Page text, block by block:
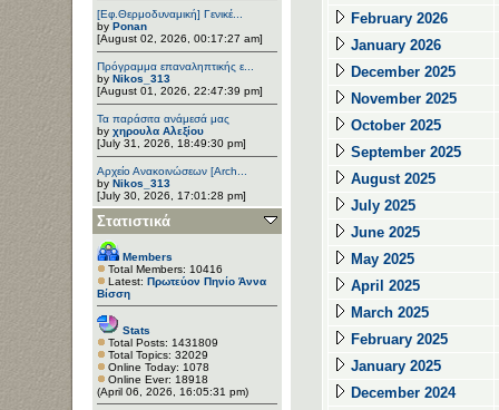
[Εφ.Θερμοδυναμική] Γενικέ...
by Ponan
[August 02, 2026, 00:17:27 am]
Πρόγραμμα επαναληπτικής ε...
by Nikos_313
[August 01, 2026, 22:47:39 pm]
Τα παράσιτα ανάμεσά μας
by χηρουλα Αλεξίου
[July 31, 2026, 18:49:30 pm]
Αρχείο Ανακοινώσεων [Arch...
by Nikos_313
[July 30, 2026, 17:01:28 pm]
Στατιστικά
Members
Total Members: 10416
Latest: Πρωτεύον Πηνίο Άννα
Βίσση
Stats
Total Posts: 1431809
Total Topics: 32029
Online Today: 1078
Online Ever: 18918
(April 06, 2026, 16:05:31 pm)
February 2026
January 2026
December 2025
November 2025
October 2025
September 2025
August 2025
July 2025
June 2025
May 2025
April 2025
March 2025
February 2025
January 2025
December 2024